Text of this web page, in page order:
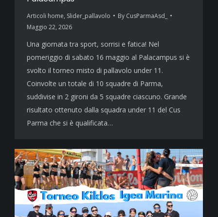
Articoli home, Slider_pallavolo By CusParmaAsd_
Maggio 22, 2026
Una giornata tra sport, sorrisi e fatica! Nel
pomeriggio di sabato 16 maggio al Palacampus si è
svolto il torneo misto di pallavolo under 11.
Coinvolte un totale di 10 squadre di Parma,
suddivise in 2 gironi da 5 squadre ciascuno. Grande
risultato ottenuto dalla squadra under 11 del Cus
Parma che si è qualificata…